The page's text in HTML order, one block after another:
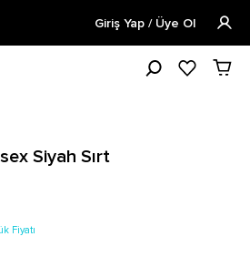
1-3 iş günü içerisinde kargoya verilecektir.
Giriş Yap / Üye Ol
Siyah Sırt
Fiyatı